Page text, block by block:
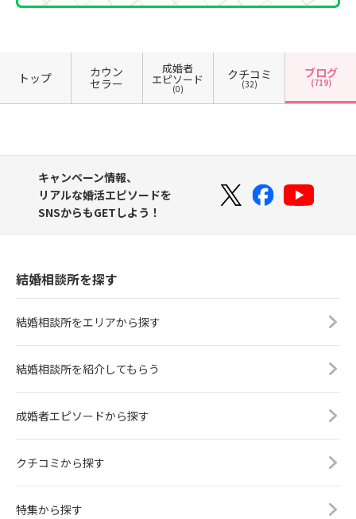
トップ カウン
セラー
成婚者
エピソード
(0)
クチコミ
(32)
ブログ
(719)
キャンペーン情報、
リアルな婚活エピソードを
SNSからもGETしよう！
結婚相談所を探す
結婚相談所をエリアから探す
結婚相談所を紹介してもらう
成婚者エピソードから探す
クチコミから探す
特集から探す